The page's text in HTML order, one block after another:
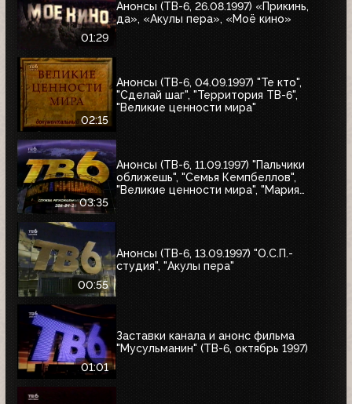
01:29
Анонсы (ТВ-6, 26.08.1997) «Прикинь,
да», «Акулы пера», «Моё кино»
02:15
Анонсы (ТВ-6, 04.09.1997) "Те кто",
"Сделай шаг", "Территория ТВ-6",
"Великие ценности мира"
03:35
Анонсы (ТВ-6, 11.09.1997) "Пальчики
оближешь", "Семья Кемпбеллов",
"Великие ценности мира", "Мария
00:55
Анонсы (ТВ-6, 13.09.1997) "О.С.П.-
студия", "Акулы пера"
01:01
Заставки канала и анонс фильма
"Мусульманин" (ТВ-6, октябрь 1997)